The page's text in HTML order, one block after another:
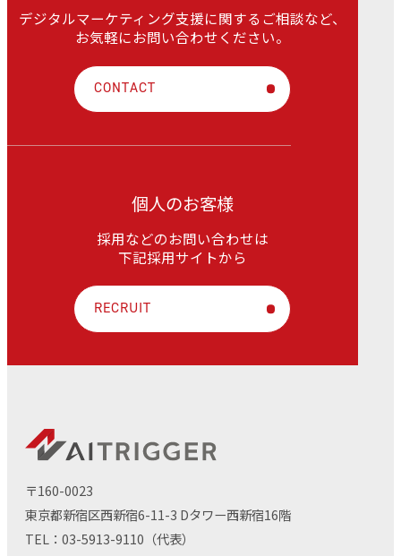
デジタルマーケティング支援に関するご相談など、
お気軽にお問い合わせください。
CONTACT
個人のお客様
採用などのお問い合わせは
下記採用サイトから
RECRUIT
〒160-0023
東京都新宿区西新宿6-11-3 Dタワー西新宿16階
TEL：03-5913-9110 （代表）